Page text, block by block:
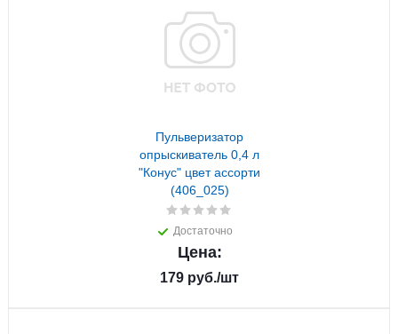
Пульверизатор
опрыскиватель 0,4 л
"Конус" цвет ассорти
(406_025)
Достаточно
Цена:
179 руб./шт